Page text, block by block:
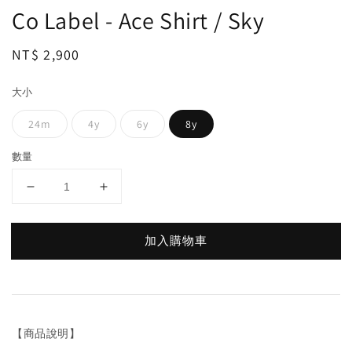
Co Label - Ace Shirt / Sky
Regular
NT$ 2,900
大小
24m 4y 6y 8y
數量
加入購物車
【商品說明】